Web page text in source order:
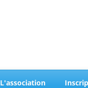
L'association